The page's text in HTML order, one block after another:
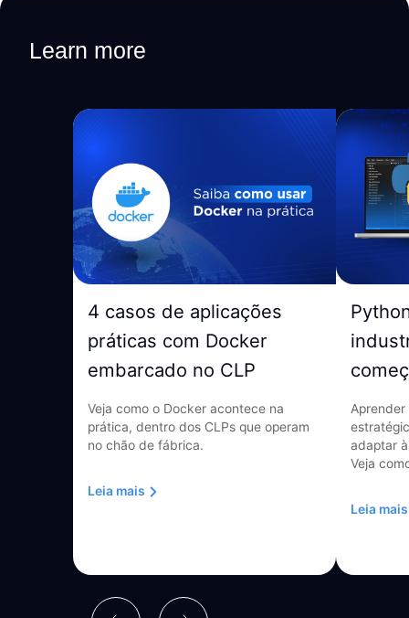
Learn more
4 casos de aplicações
práticas com Docker
embarcado no CLP
Veja como o Docker acontece na
prática, dentro dos CLPs que operam
no chão de fábrica.
Leia mais
adaptar
Veja
Leia mais